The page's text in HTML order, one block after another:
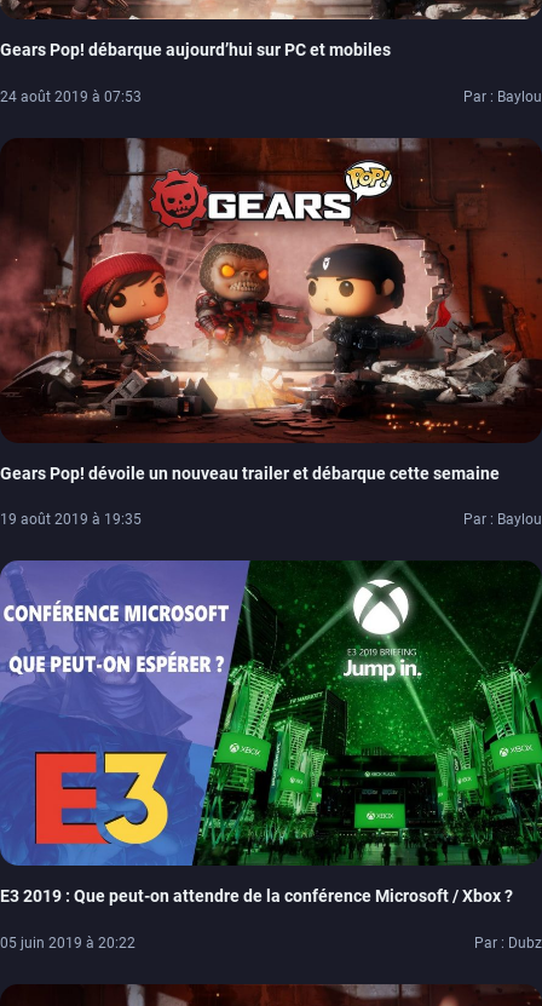
Gears Pop! débarque aujourd’hui sur PC et mobiles
24 août 2019 à 07:53 Par : Baylou
Gears Pop! dévoile un nouveau trailer et débarque cette semaine
19 août 2019 à 19:35 Par : Baylou
E3 2019 : Que peut-on attendre de la conférence Microsoft / Xbox ?
05 juin 2019 à 20:22 Par : Dubz